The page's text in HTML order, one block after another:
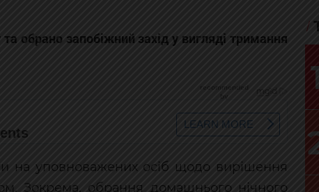
обрано запобіжний захід у вигляді тримання
на уповноважених осіб щодо вирішення
Зокрема, обрання домашнього нічного